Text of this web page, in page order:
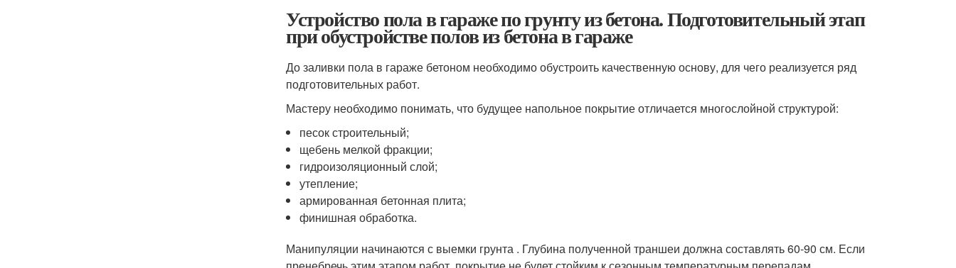
Устройство пола в гараже по грунту из бетона. Подготовительный этап
при обустройстве полов из бетона в гараже
До заливки пола в гараже бетоном необходимо обустроить качественную основу, для чего реализуется ряд
подготовительных работ.
Мастеру необходимо понимать, что будущее напольное покрытие отличается многослойной структурой:
песок строительный;
щебень мелкой фракции;
гидроизоляционный слой;
утепление;
армированная бетонная плита;
финишная обработка.
Манипуляции начинаются с выемки грунта . Глубина полученной траншеи должна составлять 60-90 см. Если